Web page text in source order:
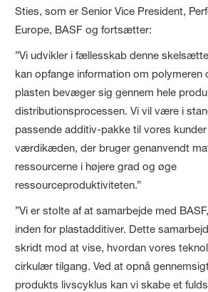
Sties, som er Senior Vice President,
Europe, BASF og fortsætter:
”Vi udvikler i fællesskab denne
kan opfange information om polymeren
plasten bevæger sig gennem hele
distributionsprocessen. Vi vil være i
passende additiv-pakke til vores
værdikæden, der bruger genanvendt
ressourcerne i højere grad og øge
ressourceproduktiviteten.”
”Vi er stolte af at samarbejde med
inden for plastadditiver. Dette
skridt mod at vise, hvordan vores
cirkulær tilgang. Ved at opnå
produkts livscyklus kan vi skabe et